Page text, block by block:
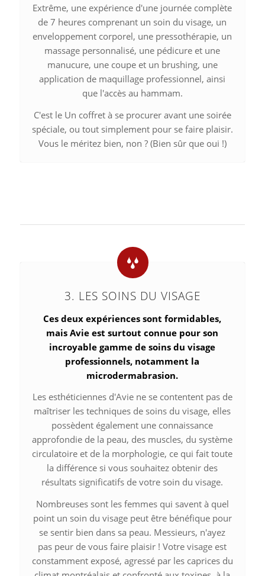
Extrême, une expérience d'une journée complète
de 7 heures comprenant un soin du visage, un
enveloppement corporel, une pressothérapie, un
massage personnalisé, une pédicure et une
manucure, une coupe et un brushing, une
application de maquillage professionnel, ainsi
que l'accès au hammam.
C'est leUn coffret à se procurer avant une soirée
spéciale, ou tout simplement pour se faire plaisir.
Vous le méritez bien, non ? (Bien sûr que oui !)
3. LES SOINS DU VISAGE
Ces deux expériences sont formidables,
mais Avie est surtout connue pour son
incroyable gamme de soins du visage
professionnels, notamment la
microdermabrasion.
Les esthéticiennes d'Avie ne se contentent pas de
maîtriser les techniques de soins du visage, elles
possèdent également une connaissance
approfondie de la peau, des muscles, du système
circulatoire et de la morphologie, ce qui fait toute
la différence si vous souhaitez obtenir des
résultats significatifs de votre soin du visage.
Nombreuses sont les femmes qui savent à quel
point un soin du visage peut être bénéfique pour
se sentir bien dans sa peau. Messieurs, n'ayez
pas peur de vous faire plaisir ! Votre visage est
constamment exposé, agressé par les caprices du